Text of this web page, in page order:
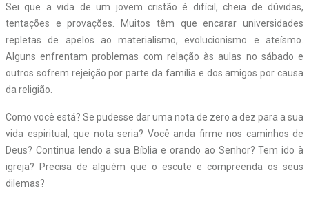
Sei que a vida de um jovem cristão é difícil, cheia de dúvidas,
tentações e provações. Muitos têm que encarar universidades
repletas de apelos ao materialismo, evolucionismo e ateísmo.
Alguns enfrentam problemas com relação às aulas no sábado e
outros sofrem rejeição por parte da família e dos amigos por causa
da religião.
Como você está? Se pudesse dar uma nota de zero a dez para a sua
vida espiritual, que nota seria? Você anda firme nos caminhos de
Deus? Continua lendo a sua Bíblia e orando ao Senhor? Tem ido à
igreja? Precisa de alguém que o escute e compreenda os seus
dilemas?